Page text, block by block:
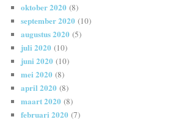
oktober 2020 (8)
september 2020 (10)
augustus 2020 (5)
juli 2020 (10)
juni 2020 (10)
mei 2020 (8)
april 2020 (8)
maart 2020 (8)
februari 2020 (7)